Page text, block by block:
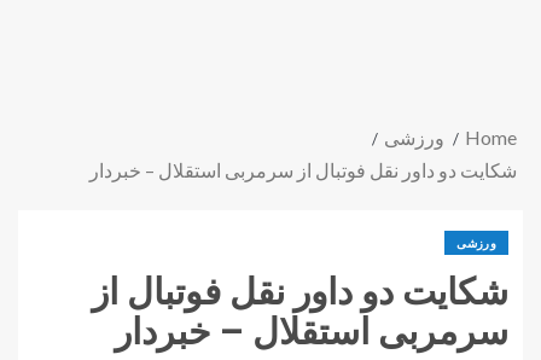
Home
ورزشی
شکایت دو داور نقل فوتبال از سرمربی استقلال – خبردار
ورزشی
شکایت دو داور نقل فوتبال از
سرمربی استقلال – خبردار